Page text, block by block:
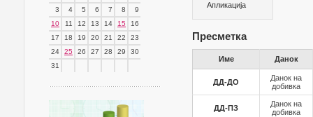
3
4 5 6 7 8
9
10
11 12 13 14 15
16
17
18 19 20 21 22
23
24
25 26 27 28 29
30
31
Апликација
Пресметка
Име Данок
ДД-ДО
Данок на
добивка
ДД-ПЗ
Данок на
добивка